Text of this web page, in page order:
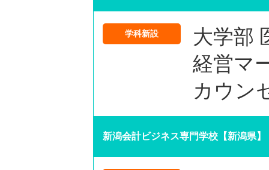
学科新設
大学部
経営マ
カウン
新潟会計ビジネス専門学校【新潟県】